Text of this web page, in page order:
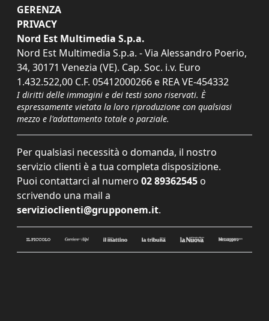
GERENZA
PRIVACY
Nord Est Multimedia S.p.a.
Nord Est Multimedia S.p.a. - Via Alessandro Poerio,
34, 30171 Venezia (VE). Cap. Soc. i.v. Euro
1.432.522,00 C.F. 05412000266 e REA VE-454332
I diritti delle immagini e dei testi sono riservati. È
espressamente vietata la loro riproduzione con qualsiasi
mezzo e l'adattamento totale o parziale.
Per qualsiasi necessità o domanda, il nostro
servizio clienti è a tua completa disposizione.
Puoi contattarci al numero 02 89362545 o
scrivendo una mail a
servizioclienti@grupponem.it.